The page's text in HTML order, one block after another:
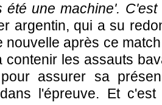
une machine'. C'est
argentin, qui a su
nouvelle après ce
contenir les assauts
assurer sa
l'épreuve. Et